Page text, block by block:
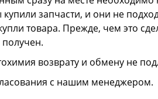
запчасти, и они не
товара. Прежде, чем это
возврату и обмену не
с нашим менеджером.